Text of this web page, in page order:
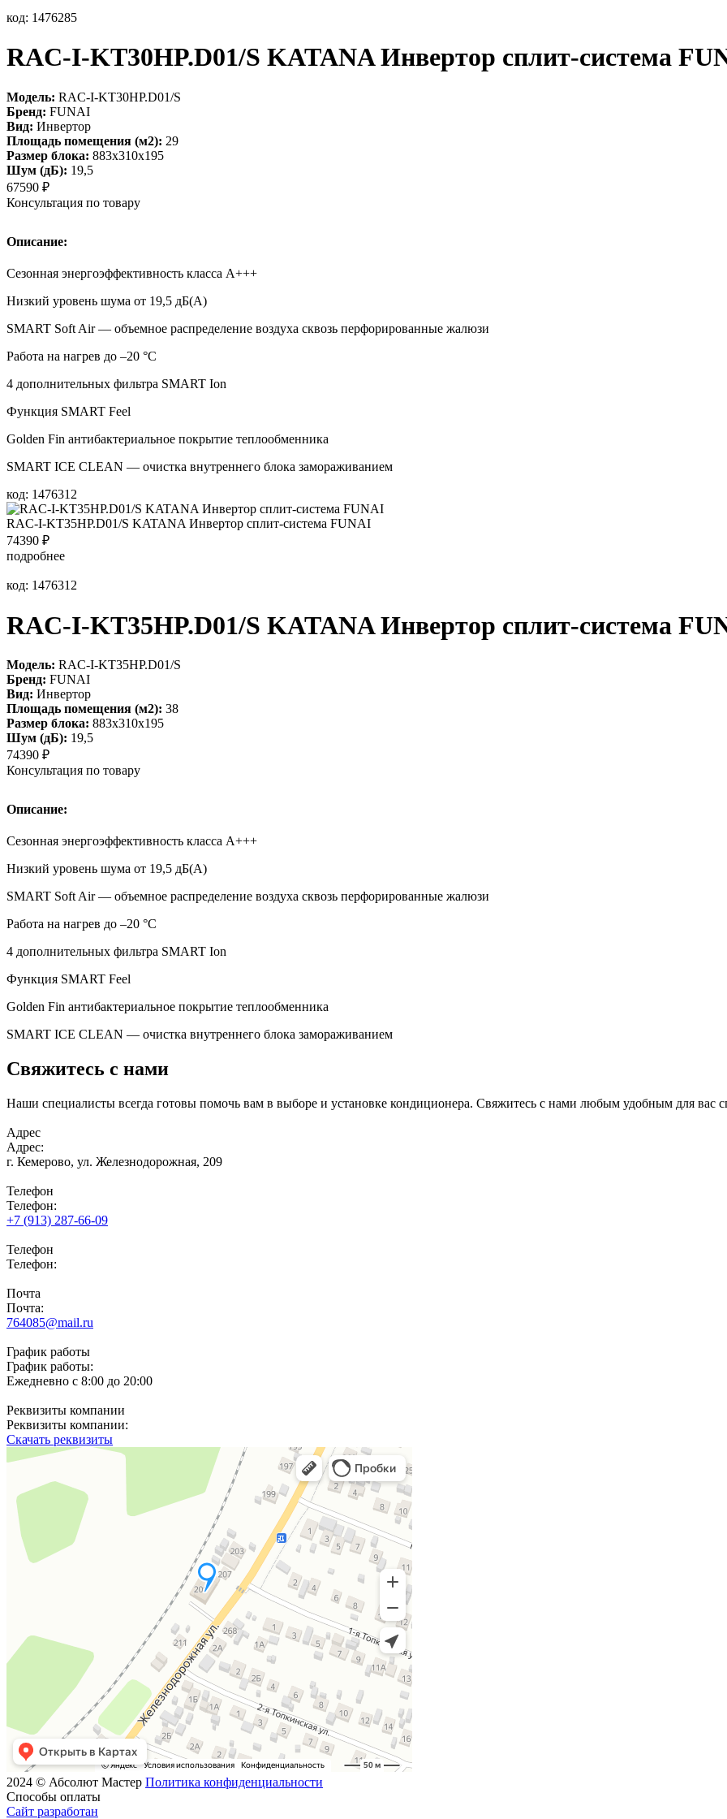
код: 1476285
RAC-I-KT30HP.D01/S KATANA Инвертор сплит-система
Модель: RAC-I-KT30HP.D01/S
Бренд: FUNAI
Вид: Инвертор
Площадь помещения (м2): 29
Размер блока: 883х310х195
Шум (дБ): 19,5
67590 ₽
Консультация по товару
Описание:
Сезонная энергоэффективность класса А+++
Низкий уровень шума от 19,5 дБ(А)
SMART Soft Air — объемное распределение воздуха сквозь перфорированные жалюзи
Работа на нагрев до –20 °С
4 дополнительных фильтра SMART Ion
Функция SMART Feel
Golden Fin антибактериальное покрытие теплообменника
SMART ICE CLEAN — очистка внутреннего блока замораживанием
код: 1476312
RAC-I-KT35HP.D01/S KATANA Инвертор сплит-система FUNAI
74390 ₽
подробнее
код: 1476312
RAC-I-KT35HP.D01/S KATANA Инвертор сплит-система
Модель: RAC-I-KT35HP.D01/S
Бренд: FUNAI
Вид: Инвертор
Площадь помещения (м2): 38
Размер блока: 883х310х195
Шум (дБ): 19,5
74390 ₽
Консультация по товару
Описание:
Сезонная энергоэффективность класса А+++
Низкий уровень шума от 19,5 дБ(А)
SMART Soft Air — объемное распределение воздуха сквозь перфорированные жалюзи
Работа на нагрев до –20 °С
4 дополнительных фильтра SMART Ion
Функция SMART Feel
Golden Fin антибактериальное покрытие теплообменника
SMART ICE CLEAN — очистка внутреннего блока замораживанием
Свяжитесь с нами
Наши специалисты всегда готовы помочь вам в выборе и установке кондиционера. Свяжитесь с нами любым удобным для вас
Адрес
Адрес:
г. Кемерово, ул. Железнодорожная, 209
Телефон
Телефон:
+7 (913) 287-66-09
Телефон
Телефон:
Почта
Почта:
764085@mail.ru
График работы
График работы:
Ежедневно с 8:00 до 20:00
Реквизиты компании
Реквизиты компании:
Скачать реквизиты
2024 © Абсолют Мастер Политика конфиденциальности
Способы оплаты
Сайт разработан